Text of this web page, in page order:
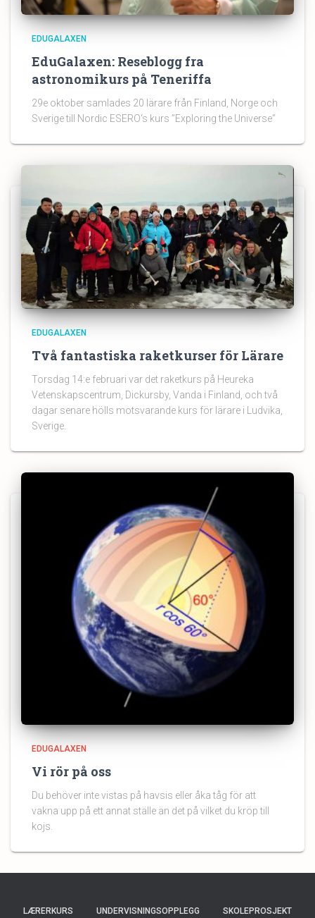
EDUGALAXEN
EduGalaxen: Reseblogg fra
astronomikurs på Teneriffa
29e oktober samlades 20 lärare från Finland, Norge och
Sverige till Nordic ESERO‘s kurs ”Exploring the Universe”
EDUGALAXEN
Två fantastiska raketkurser för Lärare
Torsdag 14:e februari var det raketkurs på Heureka
Vetenskapscentrum, Dickursby, Vanda i Finland, och två
dagar senare hölls motsvarande kurs för lärare i Ludvika,
Sverige.
EDUGALAXEN
Vi rör på oss
Du behöver inte vistas på havsis eller åka tåg för att
vakna upp på ett annat ställe än det på vilket du kröp till
kojs.
LÆRERKURS UNDERVISNINGSOPPLEGG SKOLEPROSJEKT